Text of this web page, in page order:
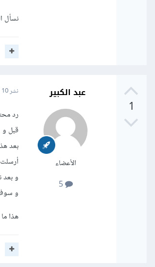
نسأل
1
عبد الكبير
الأعضاء
5
نشر10 مارس 2015
رد
قبل و
بعد
و بعد
و سوف
هذا